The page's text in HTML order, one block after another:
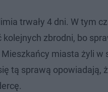
trwały 4 dni. W tym
zbrodni, bo
miasta żyli
tą sprawą